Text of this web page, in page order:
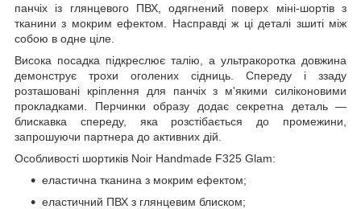
панчіх із глянцевого ПВХ, одягнений поверх міні-шортів з
тканини з мокрим ефектом. Насправді ж ці деталі зшиті між
собою в одне ціле.
Висока посадка підкреслює талію, а ультракоротка довжина
демонструє трохи оголених сідниць. Спереду і ззаду
розташовані кріплення для панчіх з м'якими силіконовими
прокладками. Перчинки образу додає секретна деталь —
блискавка спереду, яка розстібається до промежини,
запрошуючи партнера до активних дій.
Особливості шортиків Noir Handmade F325 Glam:
еластична тканина з мокрим ефектом;
еластичний ПВХ з глянцевим блиском;